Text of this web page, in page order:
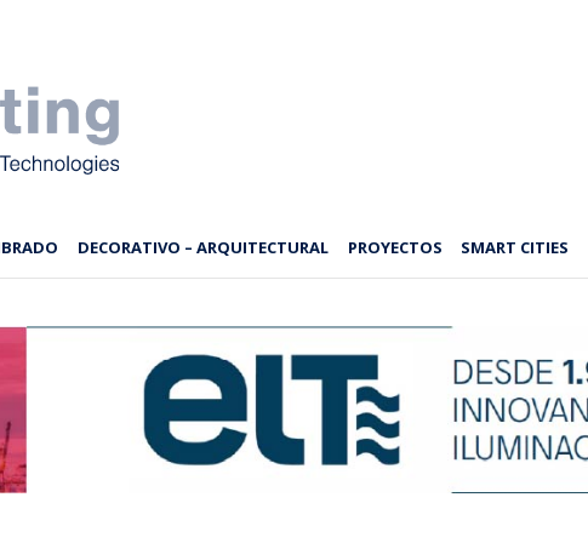
DECORATIVO – ARQUITECTURAL PROYECTOS SMART CITIES